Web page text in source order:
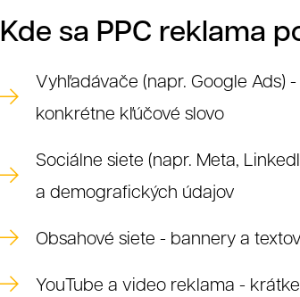
Kde sa PPC reklama
Vyhľadávače (napr. Google Ads)
konkrétne kľúčové slovo
Sociálne siete (napr. Meta,
a demografických údajov
Obsahové siete - bannery a
YouTube a video reklama -